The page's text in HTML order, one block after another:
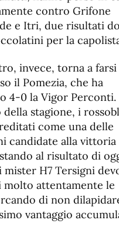
contro Grifone
e Itri, due risultati
per la
invece, torna a farsi
il Pomezia, che ha
4-0 la Vigor Perconti.
della stagione, i
come una delle
candidate alla vittoria
al risultato di
H7 Tersigni
molto attentamente le
di non
vantaggio